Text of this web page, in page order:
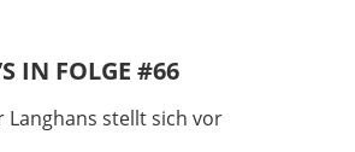
IN FOLGE #66
Langhans stellt sich vor